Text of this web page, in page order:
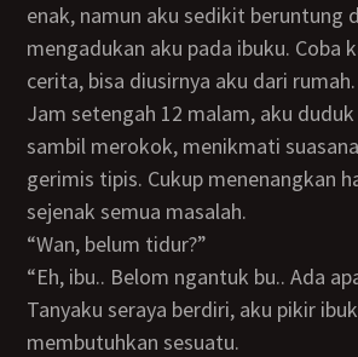
enak, namun aku sedikit beruntung
mengadukan aku pada ibuku. Coba
cerita, bisa diusirnya aku dari rumah.
Jam setengah 12 malam, aku duduk didepan rumah
sambil merokok, menikmati
gerimis tipis. Cukup menenangkan
sejenak semua masalah.
“Wan, belum tidur?”
“Eh, ibu.. Belom ngantuk bu.. Ada
Tanyaku seraya berdiri, aku pikir ibuku pasti
membutuhkan sesuatu.